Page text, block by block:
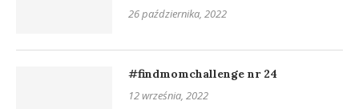
26 października, 2022
#findmomchallenge nr 24
12 września, 2022